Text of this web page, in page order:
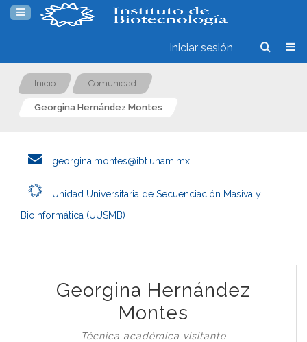
Iniciar sesión
Inicio Comunidad
Georgina Hernández Montes
georgina.montes@ibt.unam.mx
Unidad Universitaria de Secuenciación Masiva y
Bioinformática (UUSMB)
Georgina Hernández
Montes
Técnica académica visitante